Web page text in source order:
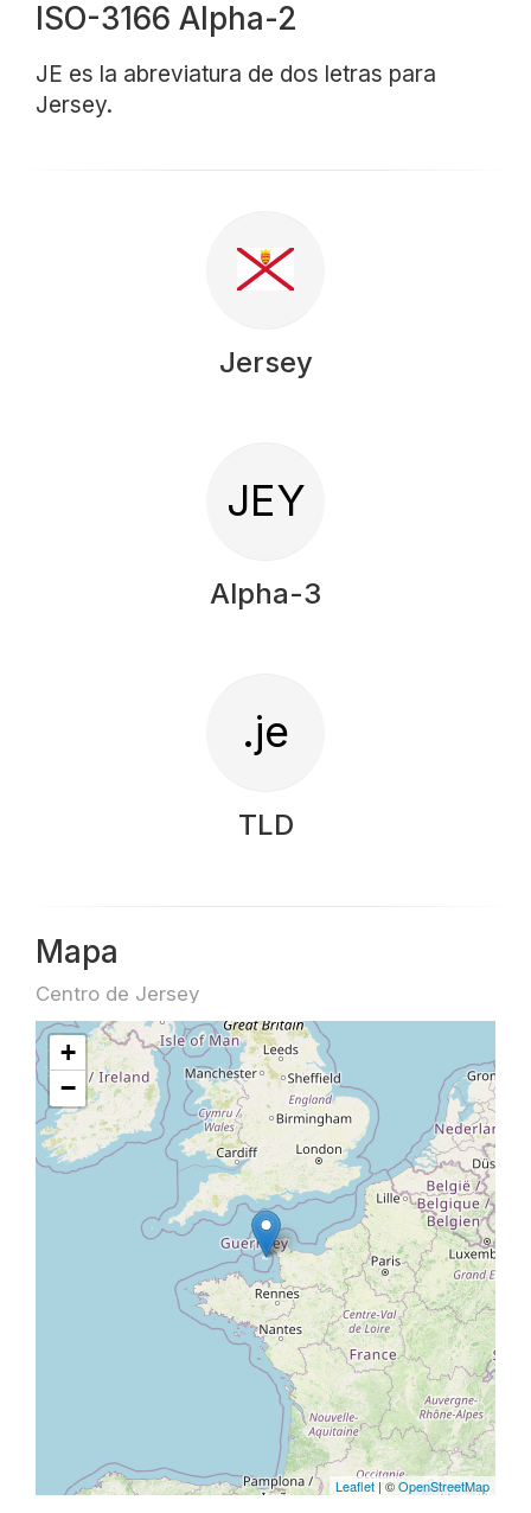
ISO-3166 Alpha-2
JE es la abreviatura de dos letras para
Jersey.
Jersey
JEY
Alpha-3
.je
TLD
Mapa
Centro de Jersey
+
−
Leaflet | ©OpenStreetMap